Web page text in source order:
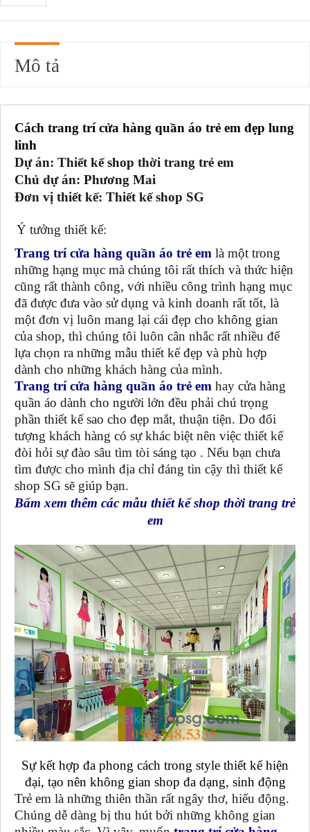
Mô tả
Cách trang trí cửa hàng quần áo trẻ em đẹp lung
linh
Dự án: Thiết kế shop thời trang trẻ em
Chủ dự án: Phương Mai
Đơn vị thiết kế: Thiết kế shop SG
Ý tưởng thiết kế:
Trang trí cửa hàng quần áo trẻ em là một trong
những hạng mục mà chúng tôi rất thích và thức hiện
cũng rất thành công, với nhiều công trình hạng mục
đã được đưa vào sử dụng và kinh doanh rất tốt, là
một đơn vị luôn mang lại cái đẹp cho không gian
của shop, thì chúng tôi luôn cân nhắc rất nhiều để
lựa chọn ra những mẫu thiết kế đẹp và phù hợp
dành cho những khách hàng của mình.
Trang trí cửa hàng quần áo trẻ em hay cửa hàng
quần áo dành cho người lớn đều phải chú trọng
phần thiết kế sao cho đẹp mắt, thuận tiện. Do đối
tượng khách hàng có sự khác biệt nên việc thiết kế
đòi hỏi sự đào sâu tìm tòi sáng tạo . Nếu bạn chưa
tìm được cho mình địa chỉ đáng tin cậy thì thiết kế
shop SG sẽ giúp bạn.
Bấm xem thêm các mẫu thiết kế shop thời trang trẻ
em
Sự kết hợp đa phong cách trong style thiết kế hiện
đại, tạo nên không gian shop đa dạng, sinh động
Trẻ em là những thiên thần rất ngây thơ, hiếu động.
Chúng dễ dàng bị thu hút bởi những không gian